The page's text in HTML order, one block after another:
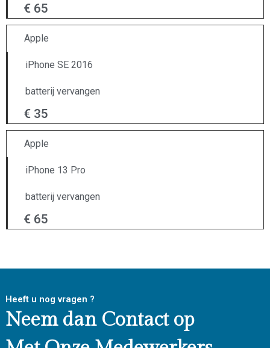
€ 65
Apple
iPhone SE 2016
batterij vervangen
€ 35
Apple
iPhone 13 Pro
batterij vervangen
€ 65
Heeft u nog vragen ?
Neem dan Contact op